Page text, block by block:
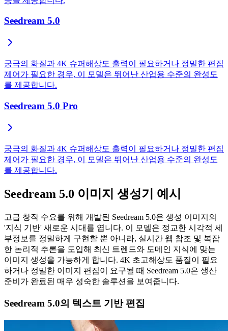
Seedream 5.0
궁극의 화질과 4K 슈퍼해상도 출력이 필요하거나 정밀한 편집
제어가 필요한 경우, 이 모델은 뛰어난 산업용 수준의 완성도
를 제공합니다.
Seedream 5.0 Pro
궁극의 화질과 4K 슈퍼해상도 출력이 필요하거나 정밀한 편집
제어가 필요한 경우, 이 모델은 뛰어난 산업용 수준의 완성도
를 제공합니다.
Seedream 5.0 이미지 생성기 예시
고급 창작 수요를 위해 개발된 Seedream 5.0은 생성 이미지의
'지식 기반' 새로운 시대를 엽니다. 이 모델은 정교한 시각적 세
부정보를 정밀하게 구현할 뿐 아니라, 실시간 웹 참조 및 복잡
한 논리적 추론을 도입해 최신 트렌드와 도메인 지식에 맞는
이미지 생성을 가능하게 합니다. 4K 초고해상도 품질이 필요
하거나 정밀한 이미지 편집이 요구될 때 Seedream 5.0은 생산
준비가 완료된 매우 성숙한 솔루션을 보여줍니다.
Seedream 5.0의 텍스트 기반 편집